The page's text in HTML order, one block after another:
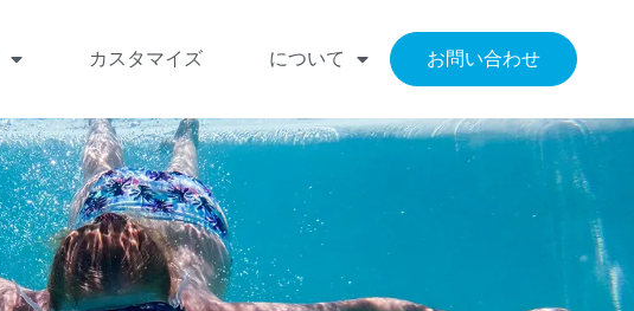
カスタマイズ について お問い合わせ